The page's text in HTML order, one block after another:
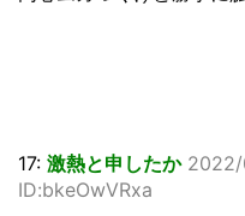
17: 激熱と申したか 2022/
ID:bkeOwVRxa